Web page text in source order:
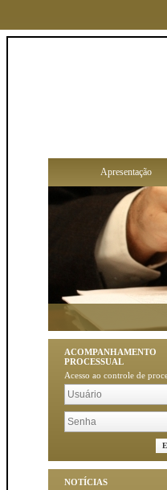
Apresentação
ACOMPANHAMENTO
PROCESSUAL
Acesso ao controle de
NOTÍCIAS